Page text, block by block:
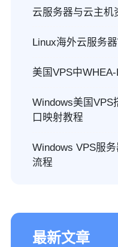
云服务器与云主机
Linux海外云服务
美国VPS中
Windows美国VPS
口映射教程
Windows VPS服
流程
最新文章